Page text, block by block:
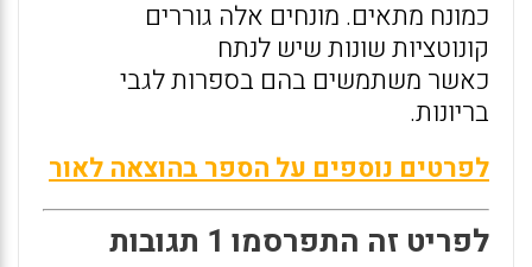
כמונח מתאים. מונחים אלה גוררים
קונוטציות שונות שיש לנתח
כאשר משתמשים בהם בספרות לגבי
בריונות.
לפרטים נוספים על הספר בהוצאה לאור
לפריט זה התפרסמו 1 תגובות